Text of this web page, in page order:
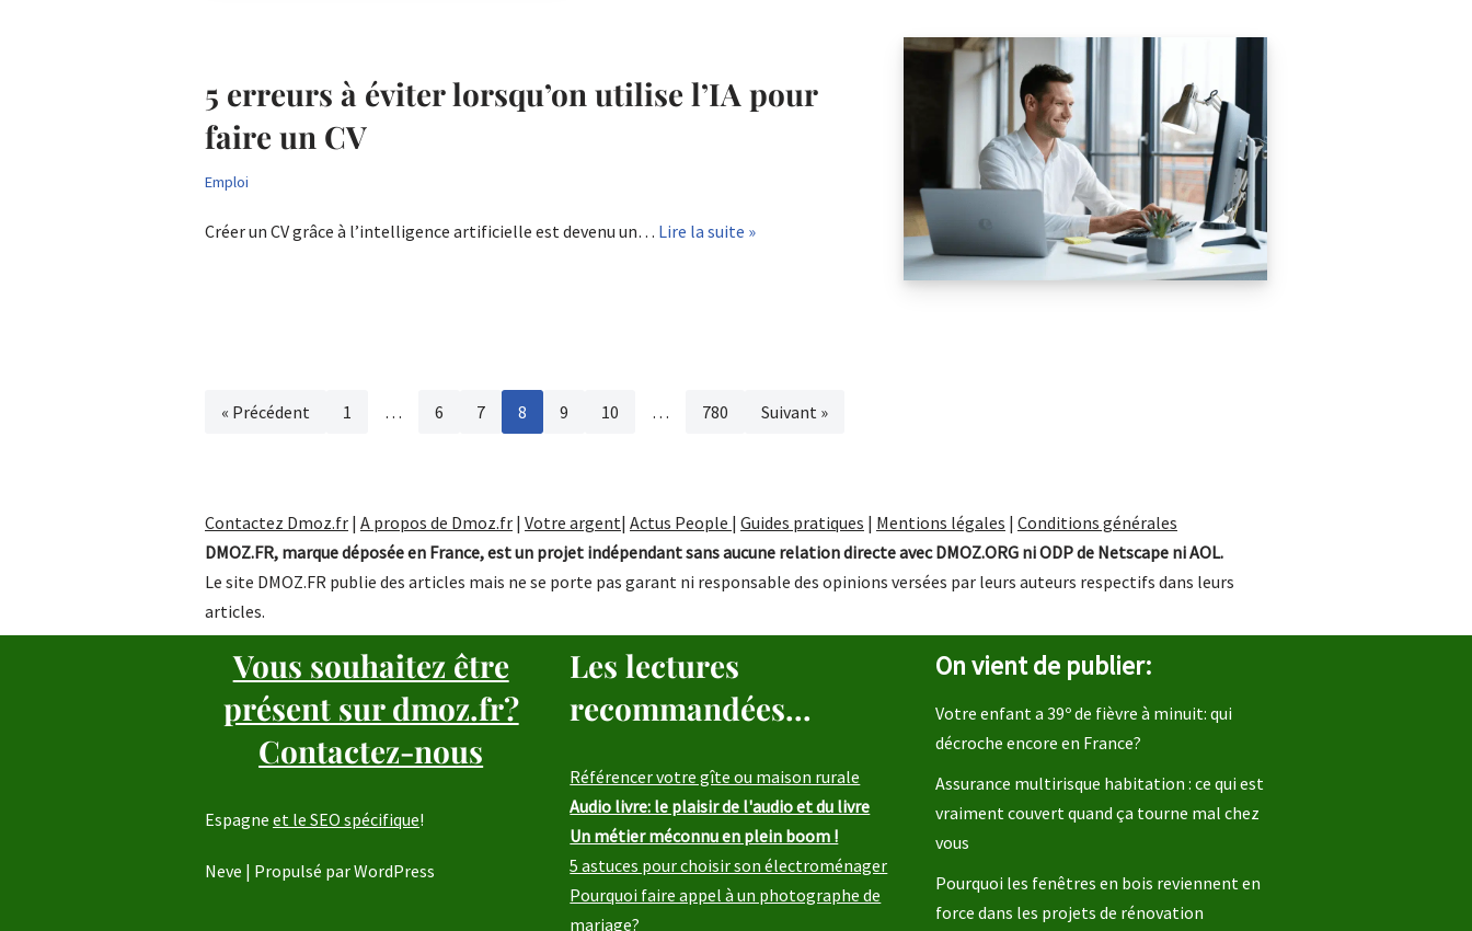
5 erreurs à éviter lorsqu’on utilise l’IA pour
faire un CV
Emploi
Créer un CV grâce à l’intelligence artificielle est devenu un… Lire la suite »
« Précédent 1 … 6 7 8 9 10 … 780 Suivant »
Contactez Dmoz.fr | A propos de Dmoz.fr | Votre argent| Actus People | Guides pratiques | Mentions légales | Conditions générales
DMOZ.FR, marque déposée en France, est un projet indépendant sans aucune relation directe avec DMOZ.ORG ni ODP de Netscape ni AOL.
Le site DMOZ.FR publie des articles mais ne se porte pas garant ni responsable des opinions versées par leurs auteurs respectifs dans leurs
articles.
Vous souhaitez être
présent sur dmoz.fr?
Contactez-nous
Espagne et le SEO spécifique!
Neve | Propulsé parWordPress
Les lectures
recommandées...
Référencer votre gîte ou maison rurale
Audio livre: le plaisir de l'audio et du livre
Un métier méconnu en plein boom !
5 astuces pour choisir son électroménager
Pourquoi faire appel à un photographe de
mariage?
On vient de publier:
Votre enfant a 39º de fièvre à minuit: qui
décroche encore en France?
Assurance multirisque habitation : ce qui est
vraiment couvert quand ça tourne mal chez
vous
Pourquoi les fenêtres en bois reviennent en
force dans les projets de rénovation